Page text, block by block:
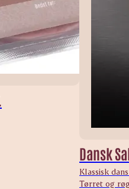
Dansk
Klassisk
Tørret og